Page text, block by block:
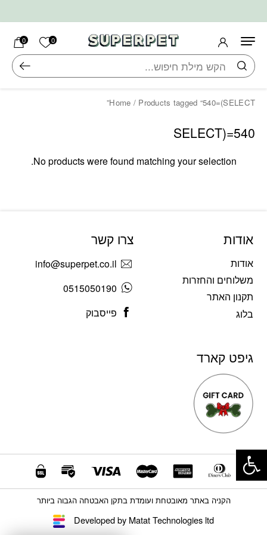
0 הרשימה
0
חיפוש
Home / Products tagged “540=(SELECT”
540=(SELECT
No products were found matching your selection.
אודות
אודות
משלוחים והחזרות
תקנון האתר
בלוג
צרו קשר
info@superpet.co.il
0515050190
פייסבוק
גיפט קארד
Developed by Matat Technologies ltd
הקניה באתר מאובטחת ועומדת בתקן האבטחה הגבוה ביותר
פתח סרגל נגישות